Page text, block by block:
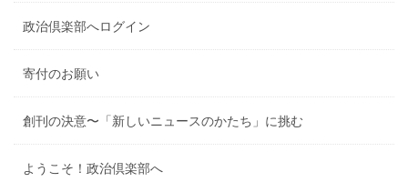
政治倶楽部へログイン
寄付のお願い
創刊の決意〜「新しいニュースのかたち」に挑む
ようこそ！政治倶楽部へ